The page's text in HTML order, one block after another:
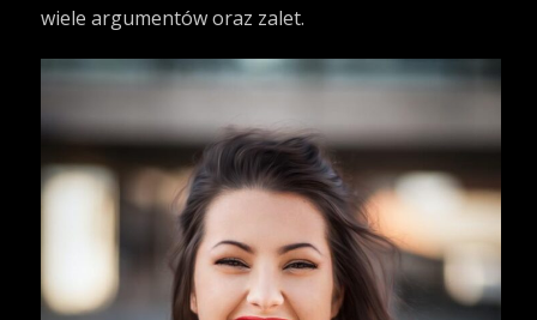
wiele argumentów oraz zalet.